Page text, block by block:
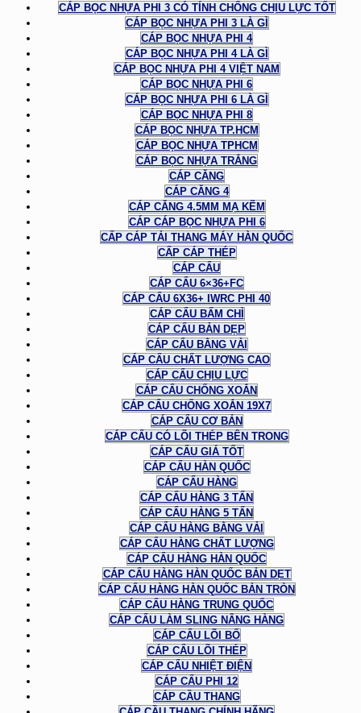
CÁP BỌC NHỰA PHI 3 CÓ TÍNH CHỐNG CHỊU LỰC TỐT
CÁP BỌC NHỰA PHI 3 LÀ GÌ
CÁP BỌC NHỰA PHI 4
CÁP BỌC NHỰA PHI 4 LÀ GÌ
CÁP BỌC NHỰA PHI 4 VIỆT NAM
CÁP BỌC NHỰA PHI 6
CÁP BỌC NHỰA PHI 6 LÀ GÌ
CÁP BỌC NHỰA PHI 8
CÁP BỌC NHỰA TP.HCM
CÁP BỌC NHỰA TPHCM
CÁP BỌC NHỰA TRẮNG
CÁP CĂNG
CÁP CĂNG 4
CÁP CĂNG 4.5MM MẠ KẼM
CÁP CÁP BỌC NHỰA PHI 6
CẤP CÁP TẢI THANG MÁY HÀN QUỐC
CẤP CÁP THÉP
CÁP CẨU
CÁP CẨU 6×36+FC
CÁP CẨU 6X36+ IWRC PHI 40
CÁP CẨU BẤM CHÌ
CÁP CẨU BẢN DẸP
CÁP CẨU BẰNG VẢI
CÁP CẨU CHẤT LƯỢNG CAO
CÁP CẨU CHỊU LỰC
CÁP CẨU CHỐNG XOẮN
CÁP CẨU CHỐNG XOẮN 19X7
CÁP CẨU CƠ BẢN
CÁP CẨU CÓ LÕI THÉP BÊN TRONG
CÁP CẨU GIÁ TỐT
CÁP CẨU HÀN QUỐC
CÁP CẨU HÀNG
CÁP CẨU HÀNG 3 TẤN
CÁP CẨU HÀNG 5 TẤN
CÁP CẨU HÀNG BẰNG VẢI
CÁP CẨU HÀNG CHẤT LƯỢNG
CÁP CẨU HÀNG HÀN QUỐC
CÁP CẨU HÀNG HÀN QUỐC BẢN DẸT
CÁP CẨU HÀNG HÀN QUỐC BẢN TRÒN
CÁP CẨU HÀNG TRUNG QUỐC
CÁP CẨU LÀM SLING NÂNG HÀNG
CÁP CẨU LÕI BỐ
CÁP CẨU LÕI THÉP
CÁP CẨU NHIỆT ĐIỆN
CÁP CẨU PHI 12
CÁP CẦU THANG